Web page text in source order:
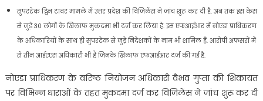
सुपरटेक ट्विन टावर मामले में उत्तर प्रदेश की विजिलेंस ने जांच शुरू कर दी है. अब तक इस केस
से जुड़े 30 लोगों के खिलाफ मुकदमा भी दर्ज कर लिया है. इस एफआईआर में नोएडा प्राधिकरण
के अधिकारियों के साथ ही सुपरटेक से जुड़े निदेशकों के नाम भी शामिल हैं. आरोपी अफसरों में
से तीन आईएएस अधिकारी भी हैं जिनके खिलाफ एफआईआर दर्ज की गई है.
नोएडा प्राधिकरण के वरिष्ठ नियोजन अधिकारी वैभव गुप्ता की शिकायत
पर विभिन्न धाराओं के तहत मुकदमा दर्ज कर विजिलेंस ने जांच शुरू कर दी